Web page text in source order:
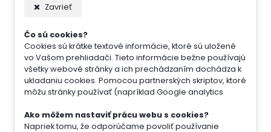
Zavrieť
Čo sú cookies?
Cookies sú krátke textové informácie, ktoré sú uložené
vo Vašom prehliadači. Tieto informácie bežne používajú
všetky webové stránky a ich prechádzaním dochádza k
ukladaniu cookies. Pomocou partnerských skriptov, ktoré
môžu stránky používať (napríklad Google analytics
Ako môžem nastaviť prácu webu s cookies?
Napriek tomu, že odporúčame povoliť používanie